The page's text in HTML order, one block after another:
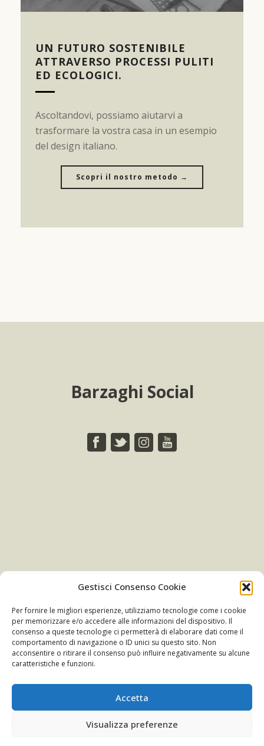
Gestisci Consenso Cookie
Per fornire le migliori esperienze, utilizziamo tecnologie come i cookie
per memorizzare e/o accedere alle informazioni del dispositivo. Il
consenso a queste tecnologie ci permetterà di elaborare dati come il
comportamento di navigazione o ID unici su questo sito. Non
acconsentire o ritirare il consenso può influire negativamente su alcune
caratteristiche e funzioni.
Accetta
Visualizza preferenze
UN FUTURO SOSTENIBILE
ATTRAVERSO PROCESSI PULITI
ED ECOLOGICI.
Ascoltandovi, possiamo aiutarvi a
trasformare la vostra casa in un esempio
del design italiano.
Scopri il nostro metodo →
Barzaghi Social
Newsletter
ISCRIVITI